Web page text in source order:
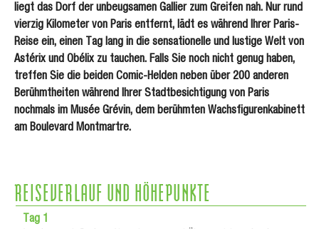
liegt das Dorf der unbeugsamen Gallier zum Greifen nah. Nur rund
vierzig Kilometer von Paris entfernt, lädt es während Ihrer Paris-
Reise ein, einen Tag lang in die sensationelle und lustige Welt von
Astérix und Obélix zu tauchen. Falls Sie noch nicht genug haben,
treffen Sie die beiden Comic-Helden neben über 200 anderen
Berühmtheiten während Ihrer Stadtbesichtigung von Paris
nochmals im Musée Grévin, dem berühmten Wachsfigurenkabinett
am Boulevard Montmartre.
REISEVERLAUF UND HÖHEPUNKTE
Tag 1